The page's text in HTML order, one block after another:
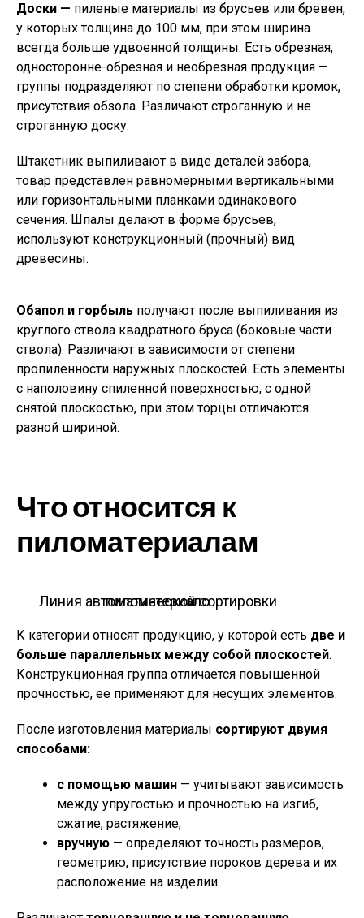
Доски — пиленые материалы из брусьев или бревен,
у которых толщина до 100 мм, при этом ширина
всегда больше удвоенной толщины. Есть обрезная,
односторонне-обрезная и необрезная продукция —
группы подразделяют по степени обработки кромок,
присутствия обзола. Различают строганную и не
строганную доску.
Штакетник выпиливают в виде деталей забора,
товар представлен равномерными вертикальными
или горизонтальными планками одинакового
сечения. Шпалы делают в форме брусьев,
используют конструкционный (прочный) вид
древесины.
Обапол и горбыль получают после выпиливания из
круглого ствола квадратного бруса (боковые части
ствола). Различают в зависимости от степени
пропиленности наружных плоскостей. Есть элементы
с наполовину спиленной поверхностью, с одной
снятой плоскостью, при этом торцы отличаются
разной шириной.
Что относится к
пиломатериалам
Линия автоматической сортировки пиломатериало
К категории относят продукцию, у которой есть две и
больше параллельных между собой плоскостей.
Конструкционная группа отличается повышенной
прочностью, ее применяют для несущих элементов.
После изготовления материалы сортируют двумя
способами:
с помощью машин — учитывают зависимость
между упругостью и прочностью на изгиб,
сжатие, растяжение;
вручную — определяют точность размеров,
геометрию, присутствие пороков дерева и их
расположение на изделии.